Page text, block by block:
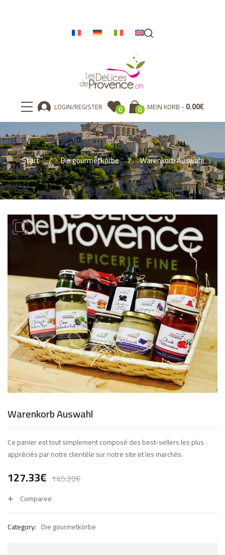
LOGIN/REGISTER 0 0 MEIN KORB 0.00€
Start Die gourmetkörbe Warenkorb Auswahl
Warenkorb Auswahl
Ce panier est tout simplement composé des best-sellers les plus
appréciés par notre clientèle sur notre site et les marchés.
145.20€
127.33€
Comparee
Category: Die gourmetkörbe